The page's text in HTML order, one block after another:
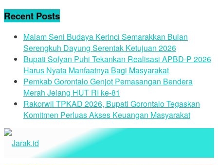
Recent Posts
Malam Seni Budaya Kerinci Semarakkan Bulan
Serengkuh Dayung Serentak Ketujuan 2026
Bupati Sofyan Puhi Tekankan Realisasi APBD-P 2026
Harus Nyata Manfaatnya Bagi Masyarakat
Pemkab Gorontalo Genjot Pemasangan Bendera
Merah Jelang HUT RI ke-81
Rakorwil TPKAD 2026, Bupati Gorontalo Tegaskan
Komitmen Perluas Akses Keuangan Masyarakat